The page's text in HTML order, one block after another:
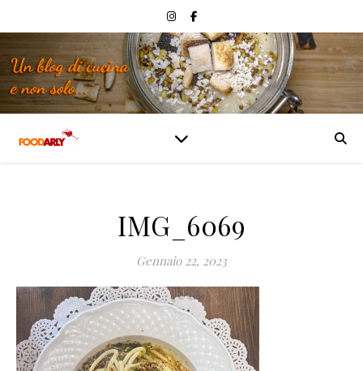
IMG_6069
Gennaio 22, 2023